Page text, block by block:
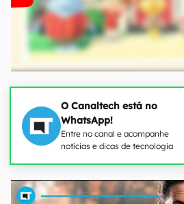
O Canaltech está no
WhatsApp!
Entre no canal e acompanhe
notícias e dicas de tecnologia